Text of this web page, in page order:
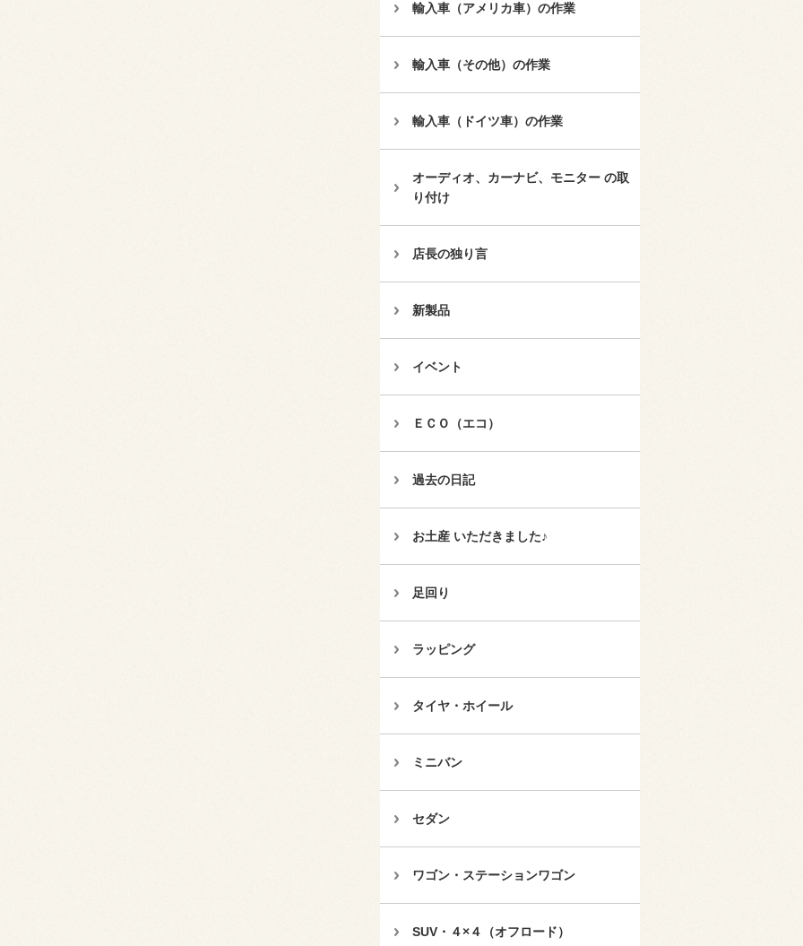
輸入車（アメリカ車）の作業
輸入車（その他）の作業
輸入車（ドイツ車）の作業
オーディオ、カーナビ、モニター の取
り付け
店長の独り言
新製品
イベント
ＥＣＯ（エコ）
過去の日記
お土産 いただきました♪
足回り
ラッピング
タイヤ・ホイール
ミニバン
セダン
ワゴン・ステーションワゴン
SUV・４×４（オフロード）